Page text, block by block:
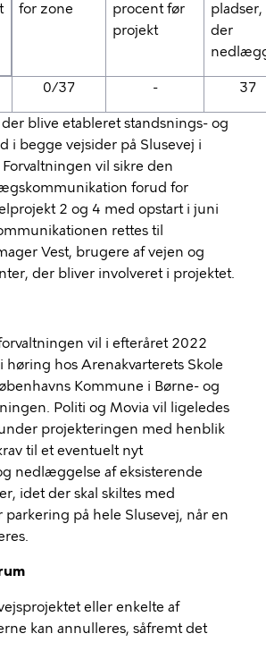
for zone
procent før
projekt
pladser,
der
0/37 - 37
blive etableret standsnings- og
i begge vejsider på Slusevej i
vil sikre den
forud for
2 og 4 med opstart i juni
rettes til
Vest, brugere af vejen og
der bliver involveret i projektet.
vil i efteråret 2022
høring hos Arenakvarterets Skole
Kommune i Børne- og
Politi og Movia vil ligeledes
projekteringen med henblik
til et eventuelt nyt
nedlæggelse af eksisterende
idet der skal skiltes med
på hele Slusevej, når en
eller enkelte af
kan annulleres, såfremt det